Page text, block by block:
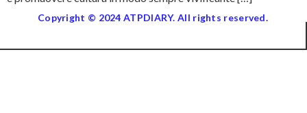
Copyright © 2024 ATPDIARY. All rights reserved.